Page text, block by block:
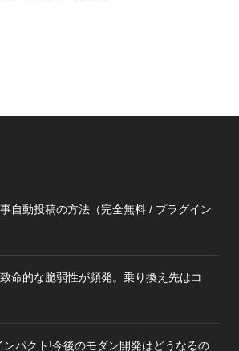
自動投稿の方法（完全無料 / プラグイン
命的な脆弱性が頻発。乗り換え先はコ
ンパクト!今後のモダン開発はどうなるの